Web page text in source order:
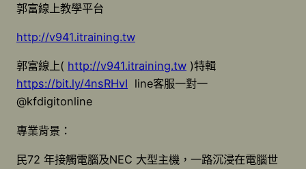
郭富線上教學平台
http://v941.itraining.tw
郭富線上( http://v941.itraining.tw )特輯
https://bit.ly/4nsRHvI line客服一對一
@kfdigitonline
專業背景：
民72 年接觸電腦及NEC 大型主機，一路沉浸在電腦世